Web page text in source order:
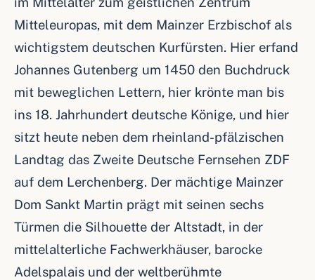
Mitteleuropas, mit dem Mainzer Erzbischof als
wichtigstem deutschen Kurfürsten. Hier erfand
Johannes Gutenberg um 1450 den Buchdruck
mit beweglichen Lettern, hier krönte man bis
ins 18. Jahrhundert deutsche Könige, und hier
sitzt heute neben dem rheinland-pfälzischen
Landtag das Zweite Deutsche Fernsehen ZDF
auf dem Lerchenberg. Der mächtige Mainzer
Dom Sankt Martin prägt mit seinen sechs
Türmen die Silhouette der Altstadt, in der
mittelalterliche Fachwerkhäuser, barocke
Adelspalais und der weltberühmte